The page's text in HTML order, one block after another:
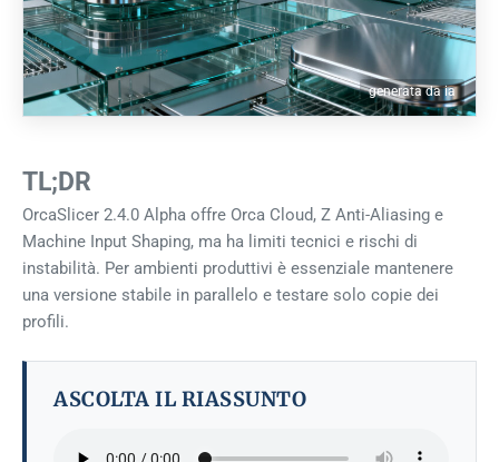
generata da ia
TL;DR
OrcaSlicer 2.4.0 Alpha offre Orca Cloud, Z Anti-Aliasing e
Machine Input Shaping, ma ha limiti tecnici e rischi di
instabilità. Per ambienti produttivi è essenziale mantenere
una versione stabile in parallelo e testare solo copie dei
profili.
ASCOLTA IL RIASSUNTO